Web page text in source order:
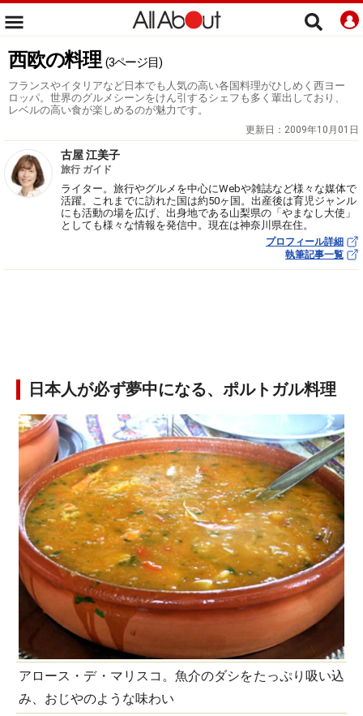
西欧の料理 (3ページ目)
フランスやイタリアなど日本でも人気の高い各国料理がひしめく西ヨー
ロッパ。世界のグルメシーンをけん引するシェフも多く輩出しており、
レベルの高い食が楽しめるのが魅力です。
更新日： 2009年10月01日
古屋 江美子
旅行 ガイド
ライター。旅行やグルメを中心にWebや雑誌など様々な媒体で
活躍。これまでに訪れた国は約50ヶ国。出産後は育児ジャンル
にも活動の場を広げ、出身地である山梨県の「やまなし大使」
としても様々な情報を発信中。現在は神奈川県在住。
プロフィール詳細
執筆記事一覧
日本人が必ず夢中になる、ポルトガル料理
アロース・デ・マリスコ。魚介のダシをたっぷり吸い込
み、おじやのような味わい